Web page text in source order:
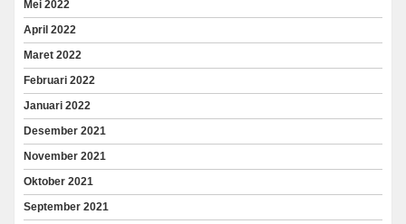
Mei 2022
April 2022
Maret 2022
Februari 2022
Januari 2022
Desember 2021
November 2021
Oktober 2021
September 2021